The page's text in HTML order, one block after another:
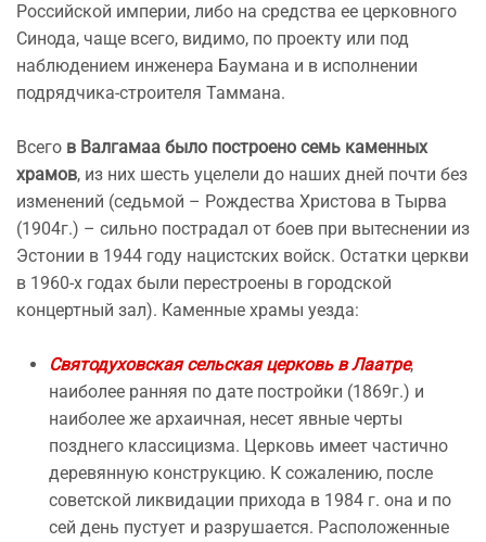
Российской империи, либо на средства ее церковного
Синода, чаще всего, видимо, по проекту или под
наблюдением инженера Баумана и в исполнении
подрядчика-строителя Таммана.
Всего в Валгамаа было построено семь каменных
храмов, из них шесть уцелели до наших дней почти без
изменений (седьмой – Рождества Христова в Тырва
(1904г.) – сильно пострадал от боев при вытеснении из
Эстонии в 1944 году нацистских войск. Остатки церкви
в 1960-х годах были перестроены в городской
концертный зал). Каменные храмы уезда:
Святодуховская сельская церковь в Лаатре,
наиболее ранняя по дате постройки (1869г.) и
наиболее же архаичная, несет явные черты
позднего классицизма. Церковь имеет частично
деревянную конструкцию. К сожалению, после
советской ликвидации прихода в 1984 г. она и по
сей день пустует и разрушается. Расположенные